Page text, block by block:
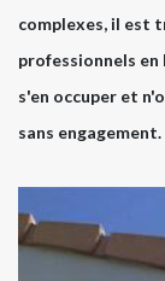
complexes, il est
professionnels en
s'en occuper et
sans engagement.